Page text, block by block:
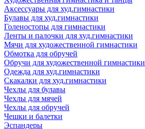
Аксессуары для худ.гимнастики
Булавы для худ.гимнастики
Голеностопы для гимнастики
Ленты и палочки для худ.гимнастики
Мячи для художественной гимнастики
Обмотка для обручей
Обручи для художественной гимнастики
Одежда для худ.гимнастики
Скакалки для худ.гимнастики
Чехлы для булавы
Чехлы для мячей
Чехлы для обручей
Чешки и балетки
Эспандеры